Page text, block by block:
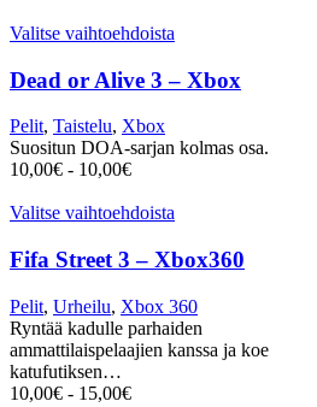
Valitse vaihtoehdoista
Dead or Alive 3 – Xbox
Pelit, Taistelu, Xbox
Suositun DOA-sarjan kolmas osa.
10,00€ - 10,00€
Valitse vaihtoehdoista
Fifa Street 3 – Xbox360
Pelit, Urheilu, Xbox 360
Ryntää kadulle parhaiden
ammattilaispelaajien kanssa ja koe
katufutiksen…
10,00€ - 15,00€